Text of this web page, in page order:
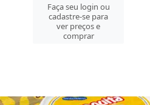
Faça seu login ou
cadastre-se para
ver preços e
comprar